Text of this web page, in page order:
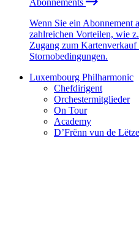
Abonnements
Wenn Sie ein Abonnement
zahlreichen Vorteilen, wie
Zugang zum
Stornobedingungen.
Luxembourg Philharmonic
Chefdirigent
Orchestermitglieder
On Tour
Academy
D’Frënn vun de